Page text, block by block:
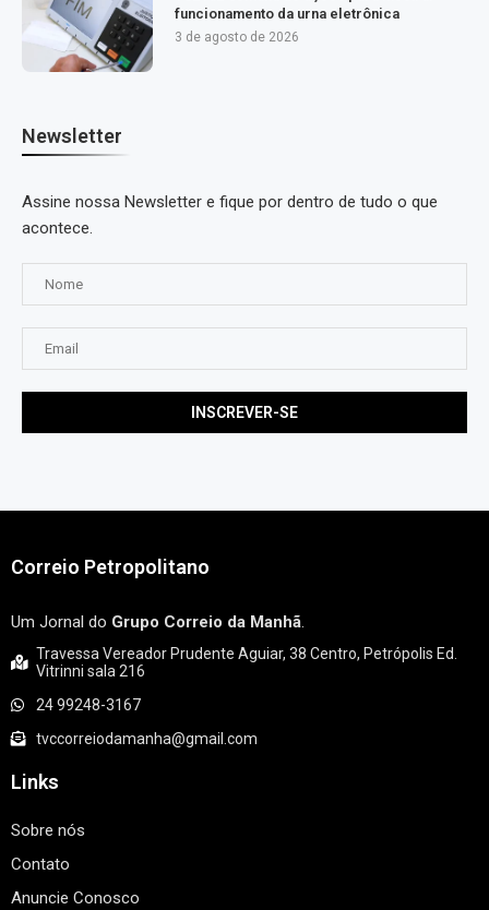
funcionamento da urna eletrônica
3 de agosto de 2026
Newsletter
Assine nossa Newsletter e fique por dentro de tudo o que
acontece.
Correio Petropolitano
Um Jornal do Grupo Correio da Manhã.
Travessa Vereador Prudente Aguiar, 38 Centro, Petrópolis Ed.
Vitrinni sala 216
24 99248-3167
tvccorreiodamanha@gmail.com
Links
Sobre nós
Contato
Anuncie Conosco